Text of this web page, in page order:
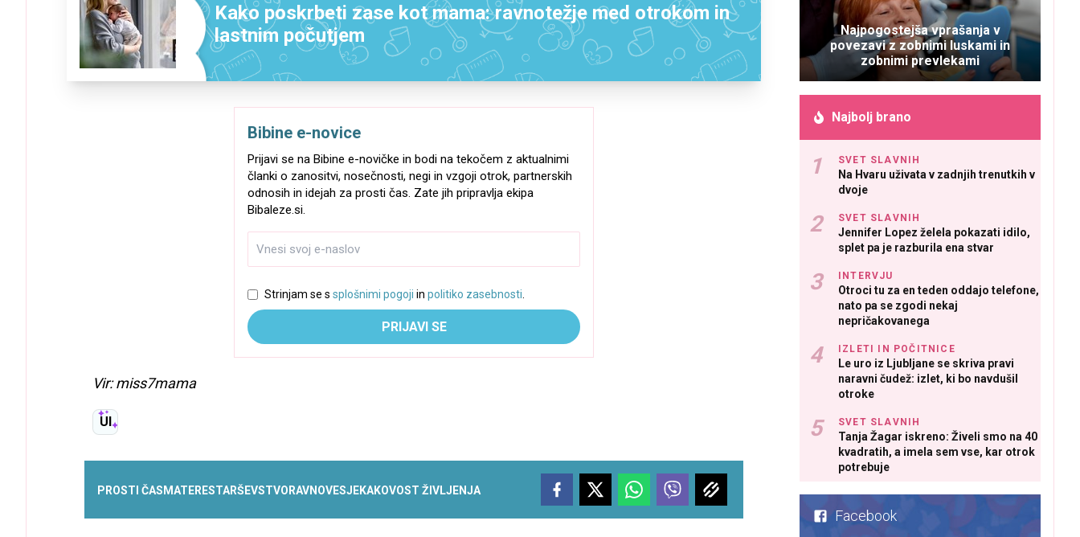
Kako poskrbeti zase kot mama: ravnotežje med otrokom in
lastnim počutjem
Bibine e-novice
Prijavi se na Bibine e-novičke in bodi na tekočem z aktualnimi
članki o zanositvi, nosečnosti, negi in vzgoji otrok, partnerskih
odnosih in idejah za prosti čas. Zate jih pripravlja ekipa
Bibaleze.si.
Strinjam se s splošnimi pogoji in politiko zasebnosti
PRIJAVI SE
Vir: miss7mama
UI
PROSTI ČAS MATERESTARŠEVSTVO RAVNOVESJEKAKOVOST ŽIVLJENJA
Najpogostejša vprašanja v
povezavi z zobnimi luskami in
zobnimi prevlekami
Najbolj brano
SVET SLAVNIH
Na Hvaru uživata v zadnjih trenutkih v
dvoje
SVET SLAVNIH
Jennifer Lopez želela pokazati idilo,
splet pa je razburila ena stvar
INTERVJU
Otroci tu za en teden oddajo telefone,
nato pa se zgodi nekaj
nepričakovanega
IZLETI IN POČITNICE
Le uro iz Ljubljane se skriva pravi
naravni čudež: izlet, ki bo navdušil
otroke
SVET SLAVNIH
Tanja Žagar iskreno: Živeli smo na 40
kvadratih, a imela sem vse, kar otrok
potrebuje
Facebook